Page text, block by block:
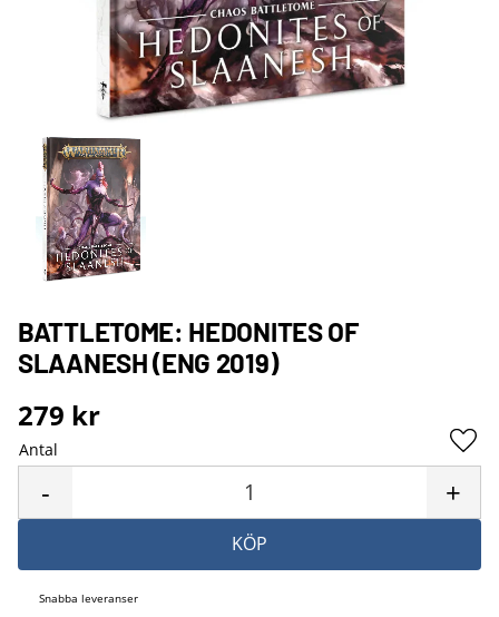
BATTLETOME: HEDONITES OF
SLAANESH (ENG 2019)
279 kr
Antal
+
-
KÖP
Snabba leveranser